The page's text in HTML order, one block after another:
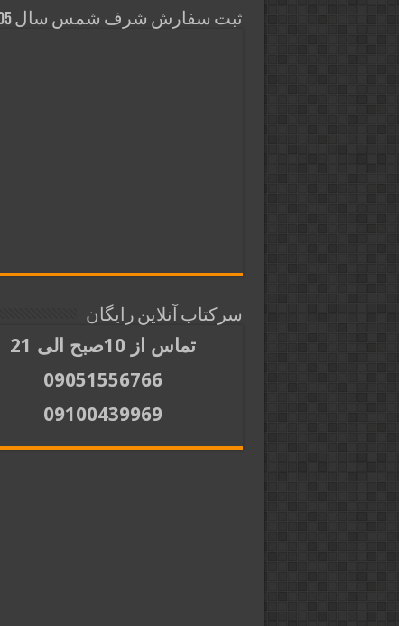
ثبت سفارش شرف شمس سال 1405
سرکتاب آنلاین رایگان
تماس از 10صبح الی 21
09051556766
09100439969